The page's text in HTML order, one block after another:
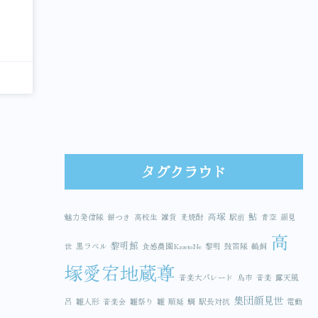
タグクラウド
魅力発信隊 餅つき 高校生 雑貨 麦焼酎 高塚 駅前 鮎 青空 顔見
世 黒ラベル 黎明館 食感農園KazetoNe 黎明 鼓笛隊 鵜飼 高
塚愛宕地蔵尊 音楽大パレード 鳥市 音楽 露天風
呂 雛人形 音楽会 雛祭り 雛 順延 鯛 駅長対抗 集団顔見世 電動